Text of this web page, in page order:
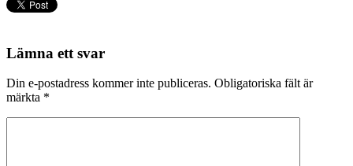
Lämna ett svar
Din e-postadress kommer inte publiceras. Obligatoriska fält är
märkta *